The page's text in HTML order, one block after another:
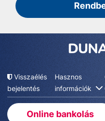
Visszaélés
bejelentés
Hasznos
információk
Online bankolás